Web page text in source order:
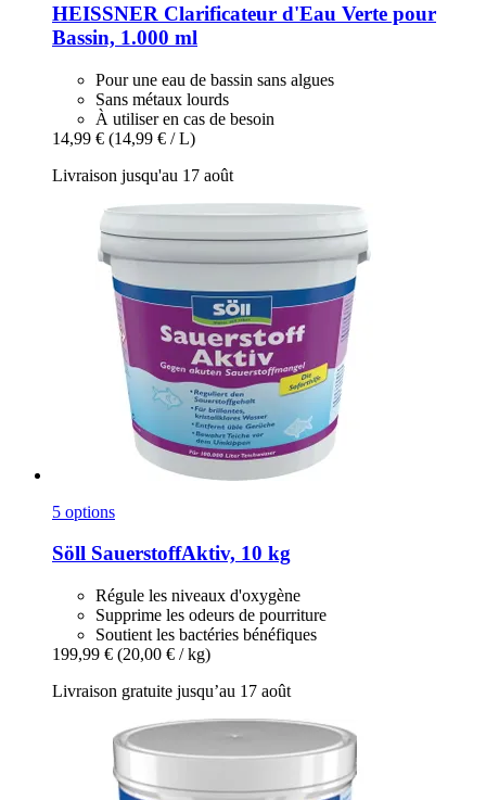
HEISSNER Clarificateur d'Eau Verte pour
Bassin, 1.000 ml
Pour une eau de bassin sans algues
Sans métaux lourds
À utiliser en cas de besoin
14,99 € (14,99 € / L)
Livraison jusqu'au 17 août
5 options
Söll SauerstoffAktiv, 10 kg
Régule les niveaux d'oxygène
Supprime les odeurs de pourriture
Soutient les bactéries bénéfiques
199,99 € (20,00 € / kg)
Livraison gratuite jusqu’au 17 août